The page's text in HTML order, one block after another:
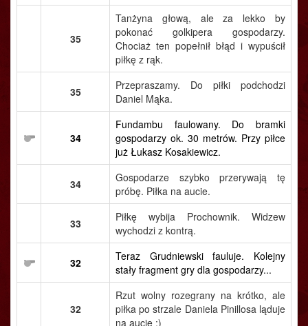
35
Tanżyna głową, ale za lekko by
pokonać golkipera gospodarzy.
Chociaż ten popełnił błąd i wypuścił
piłkę z rąk.
35
Przepraszamy. Do piłki podchodzi
Daniel Mąka.
34
Fundambu faulowany. Do bramki
gospodarzy ok. 30 metrów. Przy piłce
już Łukasz Kosakiewicz.
34
Gospodarze szybko przerywają tę
próbę. Piłka na aucie.
33
Piłkę wybija Prochownik. Widzew
wychodzi z kontrą.
32
Teraz Grudniewski fauluje. Kolejny
stały fragment gry dla gospodarzy...
32
Rzut wolny rozegrany na krótko, ale
piłka po strzale Daniela Pinillosa ląduje
na aucie :)